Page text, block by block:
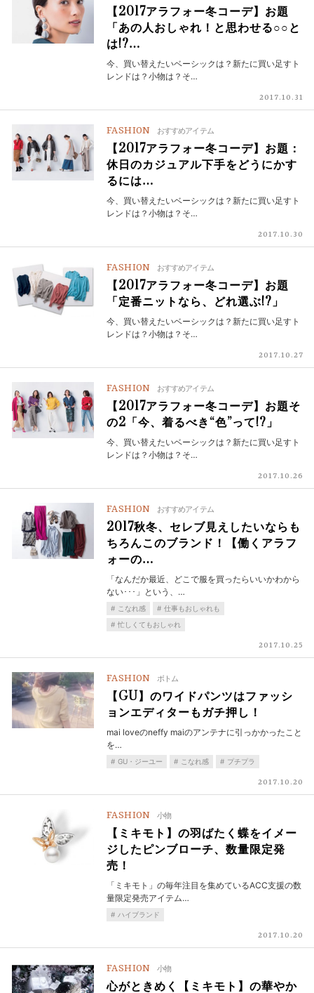
【2017アラフォー冬コーデ】お題
「あの人おしゃれ！と思わせる○○と
は!?…
今、買い替えたいベーシックは？新たに買い足すト
レンドは？小物は？そ…
2017.10.31
FASHION おすすめアイテム
【2017アラフォー冬コーデ】お題：
休日のカジュアル下手をどうにかす
るには…
今、買い替えたいベーシックは？新たに買い足すト
レンドは？小物は？そ…
2017.10.30
FASHION おすすめアイテム
【2017アラフォー冬コーデ】お題
「定番ニットなら、どれ選ぶ!?」
今、買い替えたいベーシックは？新たに買い足すト
レンドは？小物は？そ…
2017.10.27
FASHION おすすめアイテム
【2017アラフォー冬コーデ】お題そ
の2「今、着るべき“色”って!?」
今、買い替えたいベーシックは？新たに買い足すト
レンドは？小物は？そ…
2017.10.26
FASHION おすすめアイテム
2017秋冬、セレブ見えしたいならも
ちろんこのブランド！【働くアラフ
ォーの…
「なんだか最近、どこで服を買ったらいいかわから
ない･･･」という、…
こなれ感
仕事もおしゃれも
忙しくてもおしゃれ
2017.10.25
FASHION ボトム
【GU】のワイドパンツはファッシ
ョンエディターもガチ押し！
mai loveのneffy maiのアンテナに引っかかったこと
を…
GU・ジーユー こなれ感 プチプラ
2017.10.20
FASHION 小物
【ミキモト】の羽ばたく蝶をイメー
ジしたピンブローチ、数量限定発
売！
「ミキモト」の毎年注目を集めているACC支援の数
量限定発売アイテム…
ハイブランド
2017.10.20
FASHION 小物
心がときめく【ミキモト】の華やか